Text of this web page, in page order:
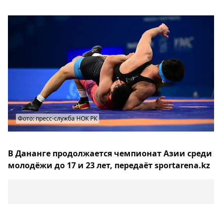
Фото: пресс-служба НОК РК
В Дананге продолжается чемпионат Азии среди
молодёжи до 17 и 23 лет, передаёт sportarena.kz